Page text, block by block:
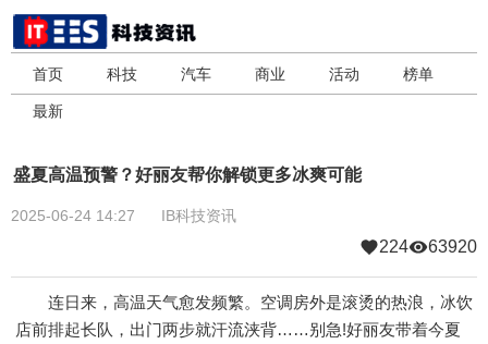
首页 科技 汽车 商业 活动 榜单
最新
盛夏高温预警？好丽友帮你解锁更多冰爽可能
2025-06-24 14:27 IB科技资讯
224 63920
连日来，高温天气愈发频繁。空调房外是滚烫的热浪，冰饮
店前排起长队，出门两步就汗流浃背……别急!好丽友带着今夏